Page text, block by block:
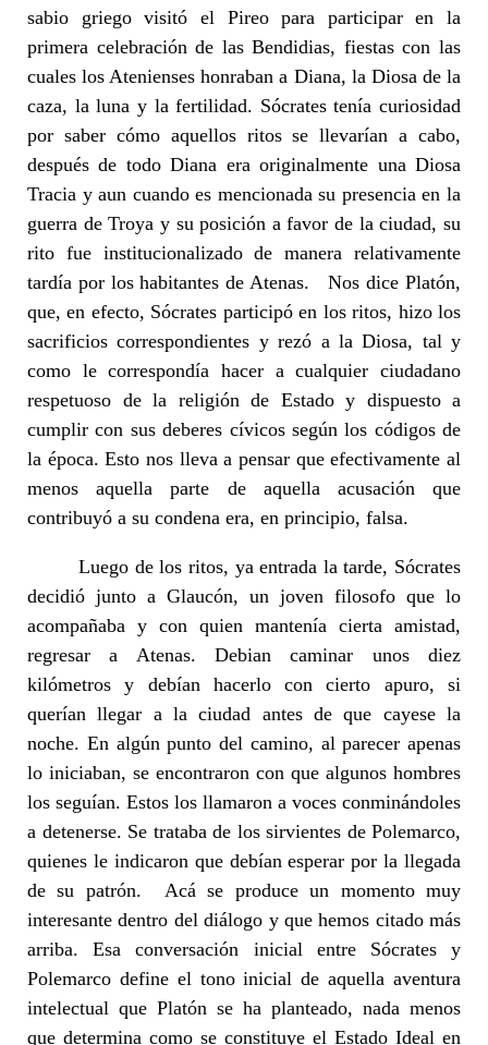
sabio griego visitó el Pireo para participar en la
primera celebración de las Bendidias, fiestas con las
cuales los Atenienses honraban a Diana, la Diosa de la
caza, la luna y la fertilidad. Sócrates tenía curiosidad
por saber cómo aquellos ritos se llevarían a cabo,
después de todo Diana era originalmente una Diosa
Tracia y aun cuando es mencionada su presencia en la
guerra de Troya y su posición a favor de la ciudad, su
rito fue institucionalizado de manera relativamente
tardía por los habitantes de Atenas. Nos dice Platón,
que, en efecto, Sócrates participó en los ritos, hizo los
sacrificios correspondientes y rezó a la Diosa, tal y
como le correspondía hacer a cualquier ciudadano
respetuoso de la religión de Estado y dispuesto a
cumplir con sus deberes cívicos según los códigos de
la época. Esto nos lleva a pensar que efectivamente al
menos aquella parte de aquella acusación que
contribuyó a su condena era, en principio, falsa.
Luego de los ritos, ya entrada la tarde, Sócrates
decidió junto a Glaucón, un joven filosofo que lo
acompañaba y con quien mantenía cierta amistad,
regresar a Atenas. Debian caminar unos diez
kilómetros y debían hacerlo con cierto apuro, si
querían llegar a la ciudad antes de que cayese la
noche. En algún punto del camino, al parecer apenas
lo iniciaban, se encontraron con que algunos hombres
los seguían. Estos los llamaron a voces conminándoles
a detenerse. Se trataba de los sirvientes de Polemarco,
quienes le indicaron que debían esperar por la llegada
de su patrón. Acá se produce un momento muy
interesante dentro del diálogo y que hemos citado más
arriba. Esa conversación inicial entre Sócrates y
Polemarco define el tono inicial de aquella aventura
intelectual que Platón se ha planteado, nada menos
que determina como se constituye el Estado Ideal en